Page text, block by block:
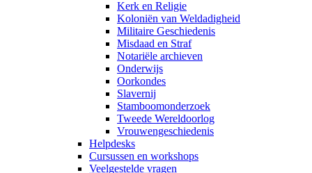
Kerk en Religie
Koloniën van Weldadigheid
Militaire Geschiedenis
Misdaad en Straf
Notariële archieven
Onderwijs
Oorkondes
Slavernij
Stamboomonderzoek
Tweede Wereldoorlog
Vrouwengeschiedenis
Helpdesks
Cursussen en workshops
Veelgestelde vragen